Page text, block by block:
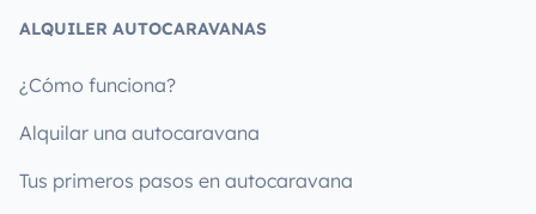
ALQUILER AUTOCARAVANAS
¿Cómo funciona?
Alquilar una autocaravana
Tus primeros pasos en autocaravana